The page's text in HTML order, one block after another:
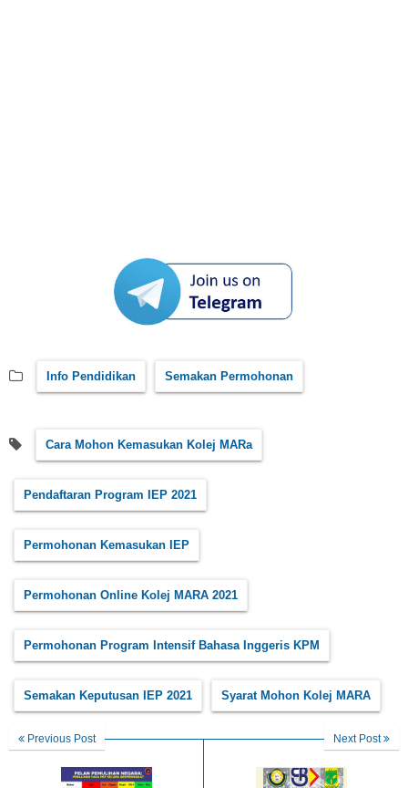
Info Pendidikan Semakan Permohonan
Cara Mohon Kemasukan Kolej MARa
Pendaftaran Program IEP 2021
Permohonan Kemasukan IEP
Permohonan Online Kolej MARA 2021
Permohonan Program Intensif Bahasa Inggeris KPM
Semakan Keputusan IEP 2021 Syarat Mohon Kolej MARA
Previous Post Next Post